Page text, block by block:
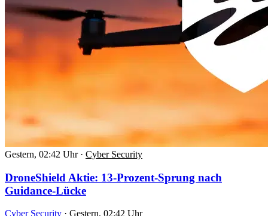
Gestern, 02:42 Uhr · Cyber Security
DroneShield Aktie: 13-Prozent-Sprung nach
Guidance-Lücke
Cyber Security · Gestern, 02:42 Uhr